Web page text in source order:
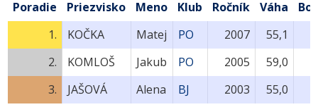
Poradie Priezvisko Meno Klub Ročník Váha
1.
KOČKA Matej PO 2007
55,1
2.
KOMLOŠ Jakub PO 2005
59,0
3.
JAŠOVÁ Alena BJ 2003 55,0